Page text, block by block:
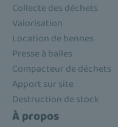
Collecte des déchets
Valorisation
Location de bennes
Presse à balles
Compacteur de déchets
Apport sur site
Destruction de stock
À propos